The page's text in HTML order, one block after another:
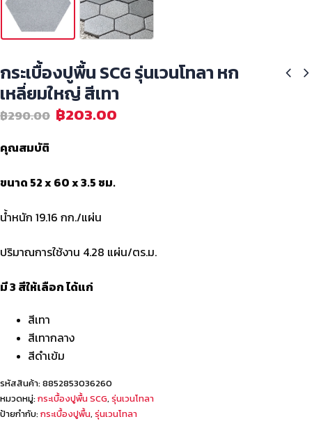
กระเบื้องปูพื้น SCG รุ่นเวนโทลา หก
เหลี่ยมใหญ่ สีเทา
฿290.00 ฿203.00
คุณสมบัติ
ขนาด 52 x 60 x 3.5 ซม.
น้ำหนัก 19.16 กก./แผ่น
ปริมาณการใช้งาน 4.28 แผ่น/ตร.ม.
มี 3 สีให้เลือก ได้แก่
สีเทา
สีเทากลาง
สีดำเข้ม
รหัสสินค้า:8852853036260
หมวดหมู่:กระเบื้องปูพื้น SCG, รุ่นเวนโทลา
ป้ายกำกับ:กระเบื้องปูพื้น, รุ่นเวนโทลา